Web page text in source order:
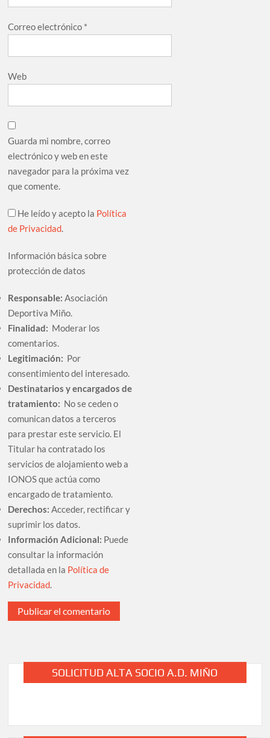
Correo electrónico *
Web
Guarda mi nombre, correo
electrónico y web en este
navegador para la próxima vez
que comente.
He leído y acepto la Política
de Privacidad.
Información básica sobre
protección de datos
Responsable: Asociación
Deportiva Miño.
Finalidad: Moderar los
comentarios.
Legitimación: Por
consentimiento del interesado.
Destinatarios y encargados de
tratamiento: No se ceden o
comunican datos a terceros
para prestar este servicio. El
Titular ha contratado los
servicios de alojamiento web a
IONOS que actúa como
encargado de tratamiento.
Derechos: Acceder, rectificar y
suprimir los datos.
Información Adicional: Puede
consultar la información
detallada en la Política de
Privacidad.
SOLICITUD ALTA SOCIO A.D. MIÑO